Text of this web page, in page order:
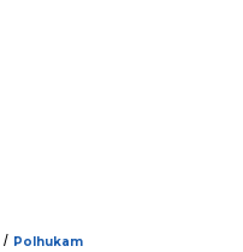
/ Polhukam